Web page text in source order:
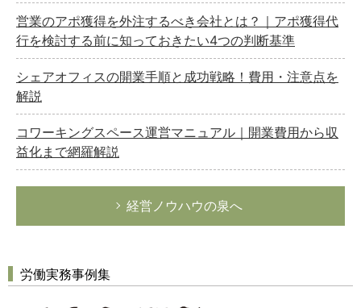
営業のアポ獲得を外注するべき会社とは？｜アポ獲得代
行を検討する前に知っておきたい4つの判断基準
シェアオフィスの開業手順と成功戦略！費用・注意点を
解説
コワーキングスペース運営マニュアル｜開業費用から収
益化まで網羅解説
経営ノウハウの泉へ
労働実務事例集